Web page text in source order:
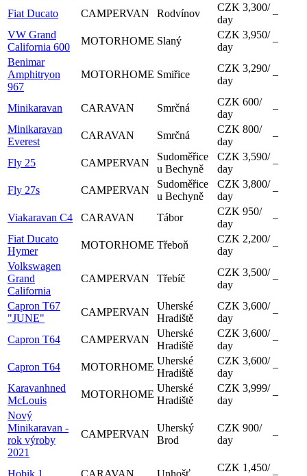
Fiat Ducato CAMPERVAN Rodvínov
CZK 3,300/
day
–
VW Grand
California 600
MOTORHOME Slaný
CZK 3,950/
day
–
Benimar
Amphitryon
967
MOTORHOME Smiřice
CZK 3,290/
day
–
Minikaravan CARAVAN Smrčná
CZK 600/
day
–
Minikaravan
Everest
CARAVAN Smrčná
CZK 800/
day
–
Fly 25 CAMPERVAN
Sudoměřice
u Bechyně
CZK 3,590/
day
–
Fly 27s CAMPERVAN
Sudoměřice
u Bechyně
CZK 3,800/
day
–
Viakaravan C4 CARAVAN Tábor
CZK 950/
day
–
Fiat Ducato
Hymer
MOTORHOME Třeboň
CZK 2,200/
day
–
Volkswagen
Grand
California
CAMPERVAN Třebíč
CZK 3,500/
day
–
Capron T67
"JUNE"
CAMPERVAN
Uherské
Hradiště
CZK 3,600/
day
–
Capron T64 CAMPERVAN
Uherské
Hradiště
CZK 3,600/
day
–
Capron T64 MOTORHOME
Uherské
Hradiště
CZK 3,600/
day
–
Karavanhned
McLouis
MOTORHOME
Uherské
Hradiště
CZK 3,999/
day
–
Nový
Minikaravan -
rok výroby
2021
CAMPERVAN
Uherský
Brod
CZK 900/
day
–
Hobik 1 CARAVAN Unhošť
CZK 1,450/
–